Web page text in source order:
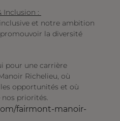
Inclusion :
et notre ambition
la diversité
pour une carrière
Richelieu, où
opportunités et où
priorités.
fairmont-manoir-